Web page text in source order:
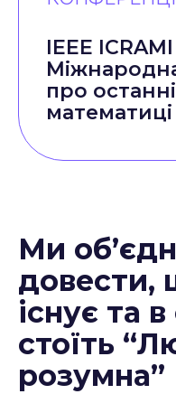
IEEE
про
Ми
довести,
існує та в
стоїть
розумна”